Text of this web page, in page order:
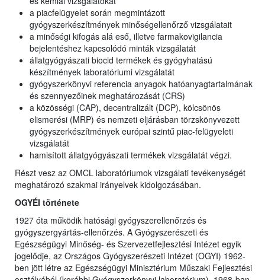
a piacfelügyelet során megmintázott
gyógyszerkészítmények minőségellenőrző vizsgálatait
a minőségi kifogás alá eső, illetve farmakovigilancia
bejelentéshez kapcsolódó minták vizsgálatát
állatgyógyászati biocid termékek és gyógyhatású
készítmények laboratóriumi vizsgálatát
gyógyszerkönyvi referencia anyagok hatóanyagtartalmának
és szennyezőinek meghatározását (CRS)
a közösségi (CAP), decentralizált (DCP), kölcsönös
elismerési (MRP) és nemzeti eljárásban törzskönyvezett
gyógyszerkészítmények európai szintű piac-felügyeleti
vizsgálatát
hamisított állatgyógyászati termékek vizsgálatát végzi.
Részt vesz az OMCL laboratóriumok vizsgálati tevékenységét
meghatározó szakmai irányelvek kidolgozásában.
OGYÉI története
1927 óta működik hatósági gyógyszerellenőrzés és
gyógyszergyártás-ellenőrzés. A Gyógyszerészeti és
Egészségügyi Minőség- és Szervezetfejlesztési Intézet egyik
jogelődje, az Országos Gyógyszerészeti Intézet (OGYI) 1962-
ben jött létre az Egészségügyi Minisztérium Műszaki Fejlesztési